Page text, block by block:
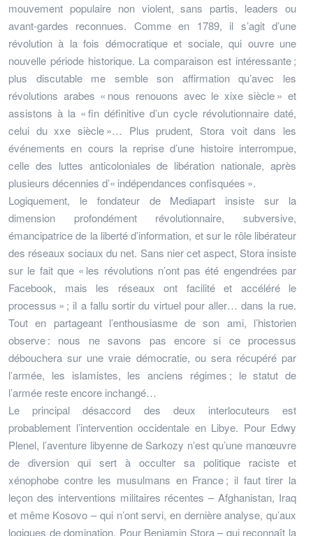
mouvement populaire non violent, sans partis, leaders ou
avant-gardes reconnues. Comme en 1789, il s’agit d’une
révolution à la fois démocratique et sociale, qui ouvre une
nouvelle période historique. La comparaison est intéressante ;
plus discutable me semble son affirmation qu’avec les
révolutions arabes « nous renouons avec le xixe siècle » et
assistons à la « fin définitive d’un cycle révolutionnaire daté,
celui du xxe siècle »… Plus prudent, Stora voit dans les
événements en cours la reprise d’une histoire interrompue,
celle des luttes anticoloniales de libération nationale, après
plusieurs décennies d’« indépendances confisquées ».
Logiquement, le fondateur de Mediapart insiste sur la
dimension profondément révolutionnaire, subversive,
émancipatrice de la liberté d’information, et sur le rôle libérateur
des réseaux sociaux du net. Sans nier cet aspect, Stora insiste
sur le fait que « les révolutions n’ont pas été engendrées par
Facebook, mais les réseaux ont facilité et accéléré le
processus » ; il a fallu sortir du virtuel pour aller… dans la rue.
Tout en partageant l’enthousiasme de son ami, l’historien
observe : nous ne savons pas encore si ce processus
débouchera sur une vraie démocratie, ou sera récupéré par
l’armée, les islamistes, les anciens régimes ; le statut de
l’armée reste encore inchangé…
Le principal désaccord des deux interlocuteurs est
probablement l’intervention occidentale en Libye. Pour Edwy
Plenel, l’aventure libyenne de Sarkozy n’est qu’une manœuvre
de diversion qui sert à occulter sa politique raciste et
xénophobe contre les musulmans en France ; il faut tirer la
leçon des interventions militaires récentes – Afghanistan, Iraq
et même Kosovo – qui n’ont servi, en dernière analyse, qu’aux
logiques de domination. Pour Benjamin Stora – qui reconnaît la